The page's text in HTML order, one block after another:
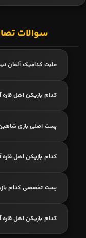
سوالات
ملیت کدامیک آلمان
کدام بازیکن اهل
پست اصلی بازی
کدام بازیکن اهل قاره
پست تخصصی کدام
کدام بازیکن اهل